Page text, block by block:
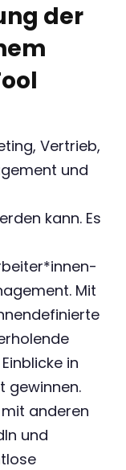
der
Vertrieb,
und
kann. Es
Mit
in
gewinnen.
mit anderen
und